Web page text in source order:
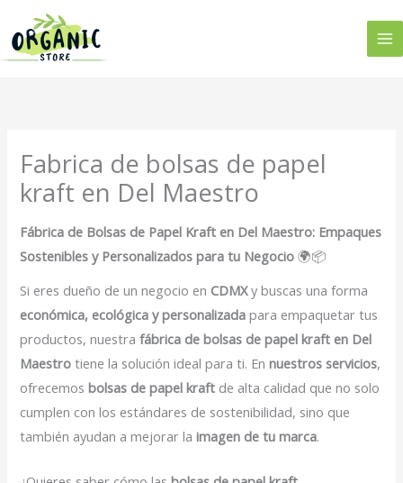
contenido
Fabrica de bolsas de papel
kraft en Del Maestro
Fábrica de Bolsas de Papel Kraft en Del Maestro: Empaques
Sostenibles y Personalizados para tu Negocio 🌍📦
Si eres dueño de un negocio en CDMXy buscas una forma
económica, ecológica y personalizada para empaquetar tus
productos, nuestrafábrica de bolsas de papel kraft en Del
Maestro tiene la solución ideal para ti. Ennuestros servicios,
ofrecemosbolsas de papel kraft de alta calidad que no solo
cumplen con los estándares de sostenibilidad, sino que
también ayudan a mejorar laimagen de tu marca.